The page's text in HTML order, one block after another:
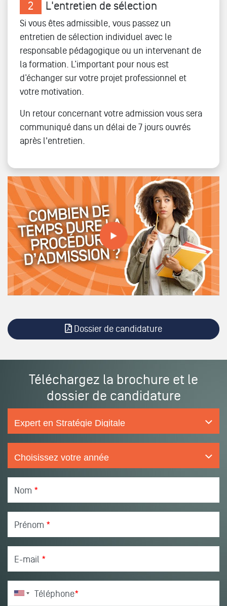
2 L'entretien de sélection
Si vous êtes admissible, vous passez un
entretien de sélection individuel avec le
responsable pédagogique ou un intervenant de
la formation. L’important pour nous est
d’échanger sur votre projet professionnel et
votre motivation.
Un retour concernant votre admission vous sera
communiqué dans un délai de 7 jours ouvrés
après l'entretien.
Combien de temps dure la procédure d'admission ? (on
t''explique)
Dossier de candidature
Téléchargez la brochure et le
dossier de candidature
Nom *
Prénom *
E-mail *
Téléphone*